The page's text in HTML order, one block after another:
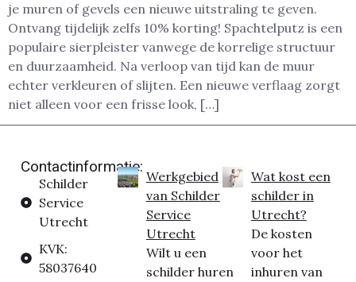
je muren of gevels een nieuwe uitstraling te geven.
Ontvang tijdelijk zelfs 10% korting! Spachtelputz is een
populaire sierpleister vanwege de korrelige structuur
en duurzaamheid. Na verloop van tijd kan de muur
echter verkleuren of slijten. Een nieuwe verflaag zorgt
niet alleen voor een frisse look, […]
Contactinformatie:
Schilder
Service
Utrecht
KVK:
58037640
Werkgebied
van Schilder
Service
Utrecht
Wilt u een
schilder huren
Wat kost een
schilder in
Utrecht?
De kosten
voor het
inhuren van